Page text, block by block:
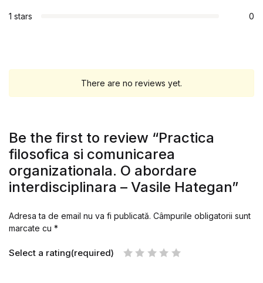
1 stars 0
There are no reviews yet.
Be the first to review “Practica
filosofica si comunicarea
organizationala. O abordare
interdisciplinara – Vasile Hategan”
Adresa ta de email nu va fi publicată. Câmpurile obligatorii sunt
marcate cu *
Select a rating(required)